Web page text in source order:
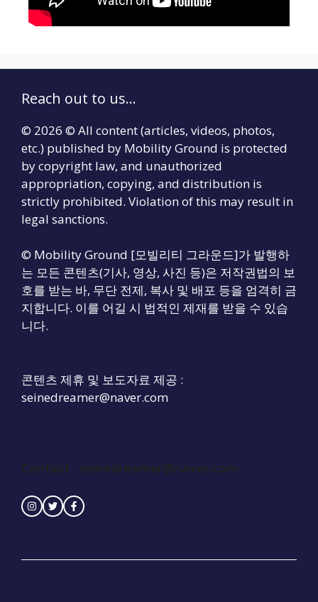
Reach out to us...
© 2026 © All content (articles, videos, photos,
etc.) published by Mobility Ground is protected
by copyright law, and unauthorized
appropriation, copying, and distribution is
strictly prohibited. Violation of this may result in
legal sanctions.
© Mobility Ground [모빌리티 그라운드]가 발행하
는 모든 콘텐츠(기사, 영상, 사진 등)은 저작권법의 보
호를 받는 바, 무단 전제, 복사 및 배포 등을 엄격히 금
지합니다. 이를 어길 시 법적인 제재를 받을 수 있습
니다.
콘텐츠 제휴 및 보도자료 제공 :
seinedreamer@naver.com
Contact : seinedreamer@naver.com